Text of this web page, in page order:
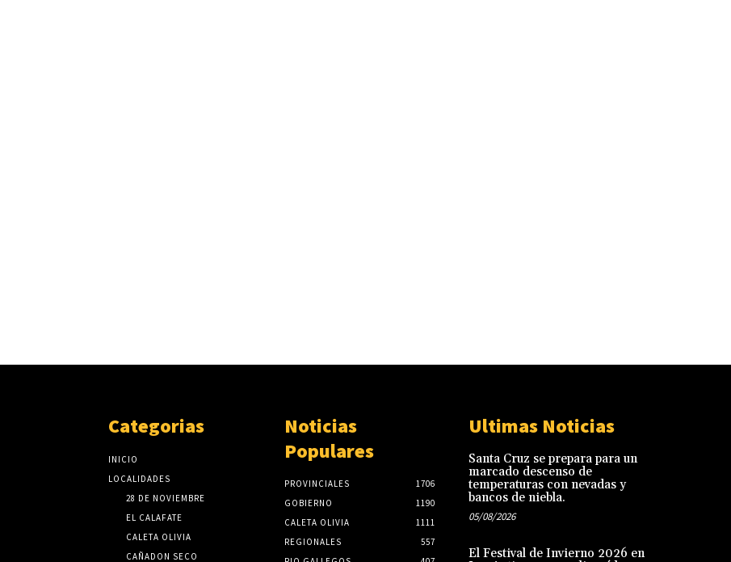
Categorias
INICIO
LOCALIDADES
28 DE NOVIEMBRE
EL CALAFATE
CALETA OLIVIA
CAÑADON SECO
Noticias
Populares
PROVINCIALES
1706
GOBIERNO
1190
CALETA OLIVIA
1111
REGIONALES
557
Ultimas Noticias
Santa Cruz se prepara para un
marcado descenso de
temperaturas con nevadas y
bancos de niebla.
05/08/2026
El Festival de Invierno 2026 en